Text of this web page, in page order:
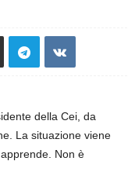
della Cei, da
La situazione viene
Non è